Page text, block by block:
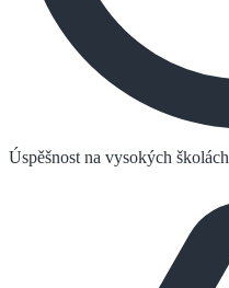
Úspěšnost na vysokých školách